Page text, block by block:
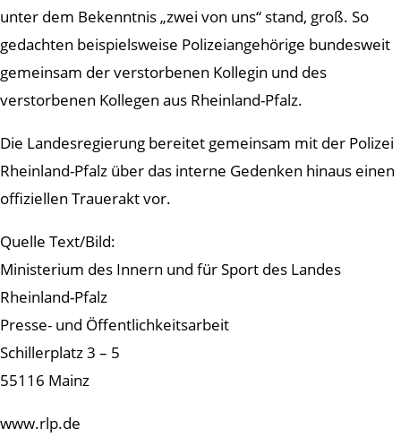
unter dem Bekenntnis „zwei von uns“ stand, groß. So
gedachten beispielsweise Polizeiangehörige bundesweit
gemeinsam der verstorbenen Kollegin und des
verstorbenen Kollegen aus Rheinland-Pfalz.
Die Landesregierung bereitet gemeinsam mit der Polizei
Rheinland-Pfalz über das interne Gedenken hinaus einen
offiziellen Trauerakt vor.
Quelle Text/Bild:
Ministerium des Innern und für Sport des Landes
Rheinland-Pfalz
Presse- und Öffentlichkeitsarbeit
Schillerplatz 3 – 5
55116 Mainz
www.rlp.de